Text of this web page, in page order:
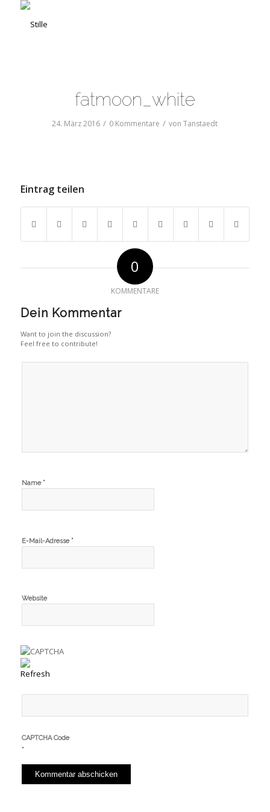
fatmoon_white
24. März 2016 / 0 Kommentare / vonTanstaedt
Eintrag teilen
0
KOMMENTARE
Dein Kommentar
Want to join the discussion?
Feel free to contribute!
Name *
E-Mail-Adresse *
Website
CAPTCHA Code
*